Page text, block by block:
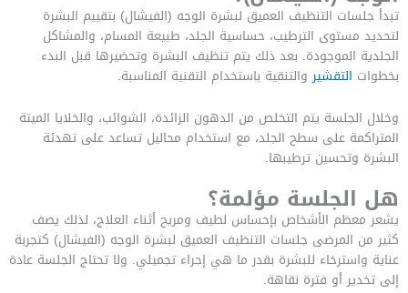
تبدأ جلسات التنظيف العميق لبشرة الوجه (الفيشال) بتقييم البشرة
لتحديد مستوى الترطيب، حساسية الجلد، طبيعة المسام، والمشاكل
الجلدية الموجودة. بعد ذلك يتم تنظيف البشرة وتحضيرها قبل البدء
بخطوات التقشيروالتنقية باستخدام التقنية المناسبة.
وخلال الجلسة يتم التخلص من الدهون الزائدة، الشوائب، والخلايا الميتة
المتراكمة على سطح الجلد، مع استخدام محاليل تساعد على تهدئة
البشرة وتحسين ترطيبها.
هل الجلسة مؤلمة؟
يشعر معظم الأشخاص بإحساس لطيف ومريح أثناء العلاج، لذلك يصف
كثير من المرضى جلسات التنظيف العميق لبشرة الوجه (الفيشال) كتجربة
عناية واسترخاء للبشرة بقدر ما هي إجراء تجميلي. ولا تحتاج الجلسة عادة
إلى تخدير أو فترة نقاهة.